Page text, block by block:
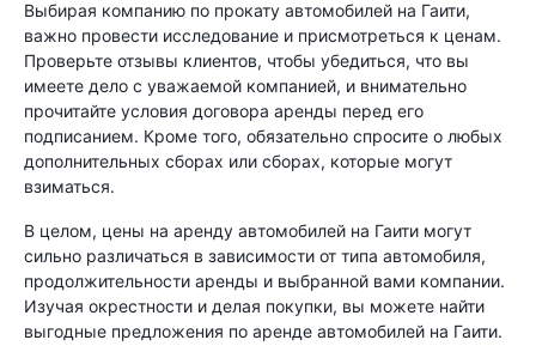
Выбирая компанию по прокату автомобилей на Гаити,
важно провести исследование и присмотреться к ценам.
Проверьте отзывы клиентов, чтобы убедиться, что вы
имеете дело с уважаемой компанией, и внимательно
прочитайте условия договора аренды перед его
подписанием. Кроме того, обязательно спросите о любых
дополнительных сборах или сборах, которые могут
взиматься.
В целом, цены на аренду автомобилей на Гаити могут
сильно различаться в зависимости от типа автомобиля,
продолжительности аренды и выбранной вами компании.
Изучая окрестности и делая покупки, вы можете найти
выгодные предложения по аренде автомобилей на Гаити.